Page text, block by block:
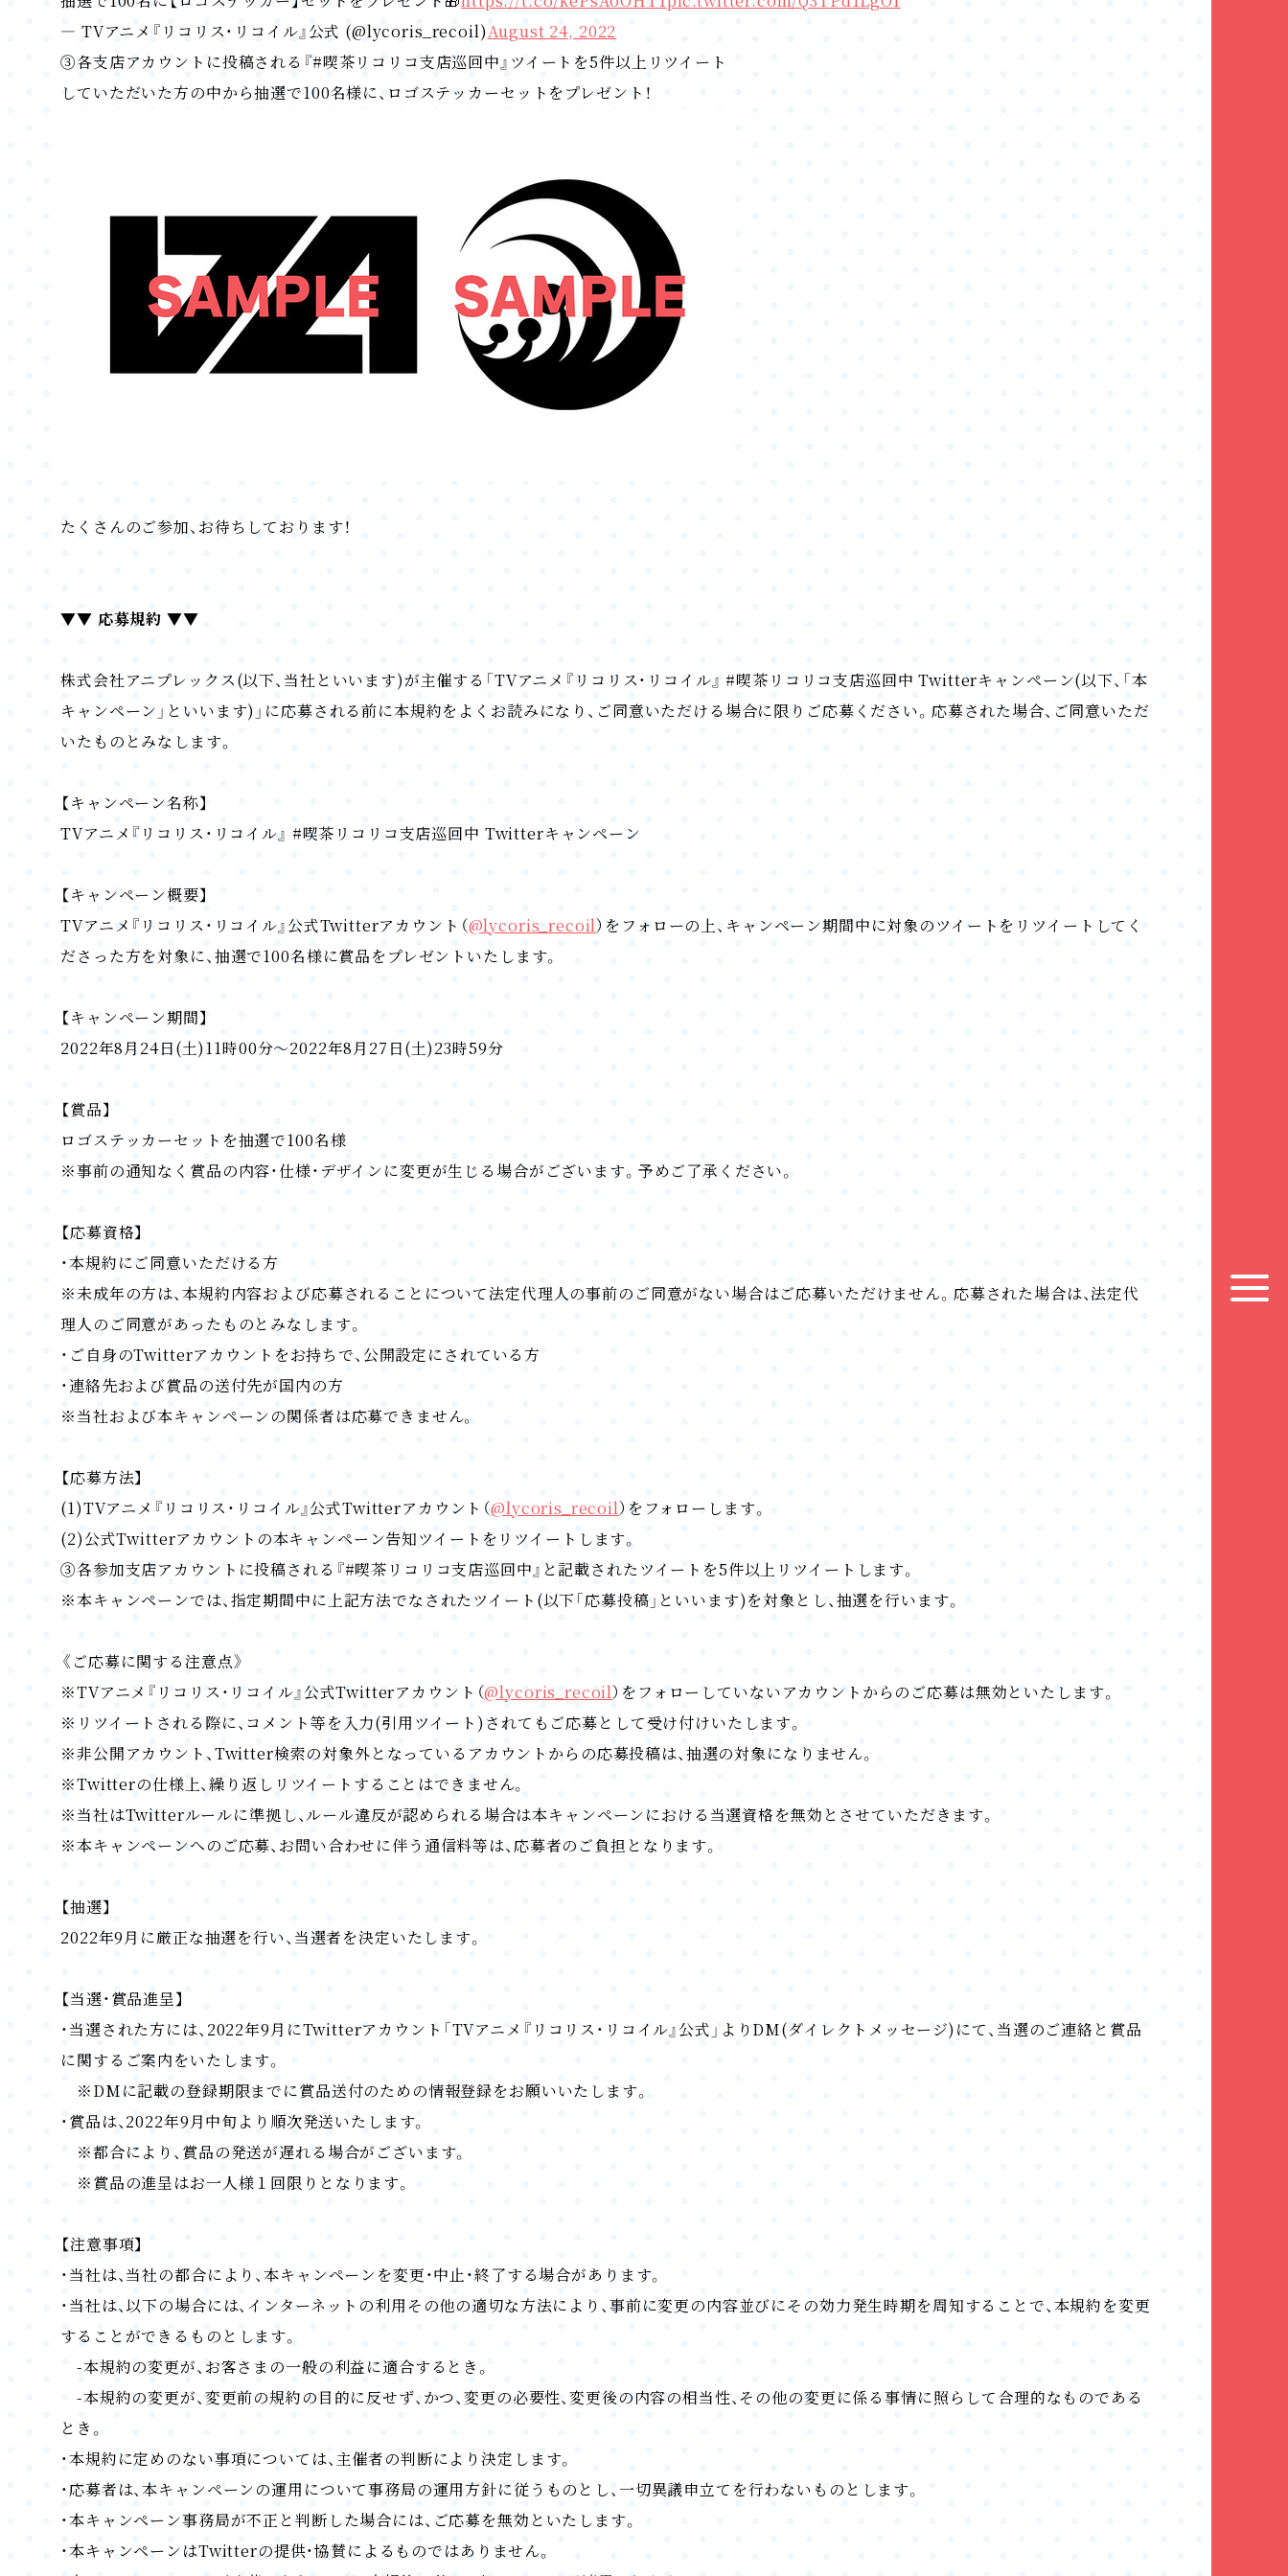
— TVアニメ『リコリス・リコイル』公式 (@lycoris_recoil)August 24, 2022
③各支店アカウントに投稿される『#喫茶リコリコ支店巡回中』ツイートを5件以上リツイート
していただいた方の中から抽選で100名様に、ロゴステッカーセットをプレゼント！
たくさんのご参加、お待ちしております！
▼▼ 応募規約 ▼▼
株式会社アニプレックス(以下、当社といいます)が主催する「TVアニメ『リコリス・リコイル』 #喫茶リコリコ支店巡回中 Twitterキャンペーン(以下、「本
キャンペーン」といいます)」に応募される前に本規約をよくお読みになり、ご同意いただける場合に限りご応募ください。応募された場合、ご同意いただ
いたものとみなします。
【キャンペーン名称】
TVアニメ『リコリス・リコイル』 #喫茶リコリコ支店巡回中 Twitterキャンペーン
【キャンペーン概要】
TVアニメ『リコリス・リコイル』公式Twitterアカウント（@lycoris_recoil）をフォローの上、キャンペーン期間中に対象のツイートをリツイートしてく
ださった方を対象に、抽選で100名様に賞品をプレゼントいたします。
【キャンペーン期間】
2022年8月24日(土)11時00分～2022年8月27日(土)23時59分
【賞品】
ロゴステッカーセットを抽選で100名様
※事前の通知なく賞品の内容・仕様・デザインに変更が生じる場合がございます。予めご了承ください。
【応募資格】
・本規約にご同意いただける方
※未成年の方は、本規約内容および応募されることについて法定代理人の事前のご同意がない場合はご応募いただけません。応募された場合は、法定代
理人のご同意があったものとみなします。
・ご自身のTwitterアカウントをお持ちで、公開設定にされている方
・連絡先および賞品の送付先が国内の方
※当社および本キャンペーンの関係者は応募できません。
【応募方法】
(1)TVアニメ『リコリス・リコイル』公式Twitterアカウント（@lycoris_recoil）をフォローします。
(2)公式Twitterアカウントの本キャンペーン告知ツイートをリツイートします。
③各参加支店アカウントに投稿される『#喫茶リコリコ支店巡回中』と記載されたツイートを5件以上リツイートします。
※本キャンペーンでは、指定期間中に上記方法でなされたツイート(以下「応募投稿」といいます)を対象とし、抽選を行います。
《ご応募に関する注意点》
※TVアニメ『リコリス・リコイル』公式Twitterアカウント（@lycoris_recoil）をフォローしていないアカウントからのご応募は無効といたします。
※リツイートされる際に、コメント等を入力(引用ツイート)されてもご応募として受け付けいたします。
※非公開アカウント、Twitter検索の対象外となっているアカウントからの応募投稿は、抽選の対象になりません。
※Twitterの仕様上、繰り返しリツイートすることはできません。
※当社はTwitterルールに準拠し、ルール違反が認められる場合は本キャンペーンにおける当選資格を無効とさせていただきます。
※本キャンペーンへのご応募、お問い合わせに伴う通信料等は、応募者のご負担となります。
【抽選】
2022年9月に厳正な抽選を行い、当選者を決定いたします。
【当選・賞品進呈】
・当選された方には、2022年9月にTwitterアカウント「TVアニメ『リコリス・リコイル』公式」よりDM(ダイレクトメッセージ)にて、当選のご連絡と賞品
に関するご案内をいたします。
※DMに記載の登録期限までに賞品送付のための情報登録をお願いいたします。
・賞品は、2022年9月中旬より順次発送いたします。
※都合により、賞品の発送が遅れる場合がございます。
※賞品の進呈はお一人様１回限りとなります。
【注意事項】
・当社は、当社の都合により、本キャンペーンを変更・中止・終了する場合があります。
・当社は、以下の場合には、インターネットの利用その他の適切な方法により、事前に変更の内容並びにその効力発生時期を周知することで、本規約を変更
することができるものとします。
-本規約の変更が、お客さまの一般の利益に適合するとき。
-本規約の変更が、変更前の規約の目的に反せず、かつ、変更の必要性、変更後の内容の相当性、その他の変更に係る事情に照らして合理的なものである
とき。
・本規約に定めのない事項については、主催者の判断により決定します。
・応募者は、本キャンペーンの運用について事務局の運用方針に従うものとし、一切異議申立てを行わないものとします。
・本キャンペーン事務局が不正と判断した場合には、ご応募を無効といたします。
・本キャンペーンはTwitterの提供・協賛によるものではありません。